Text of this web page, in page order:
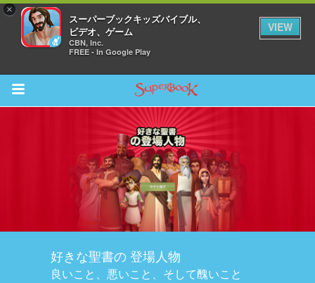
×
スーパーブックキッズバイブル、
ビデオ、ゲーム
CBN, Inc.
FREE - In Google Play
VIEW
Return to Content
スーパーブック(無料アプリ)
iPadとKindleで発売中